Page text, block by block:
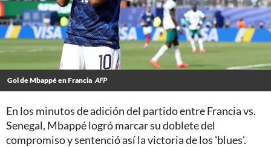
Gol de Mbappé en Francia AFP
En los minutos de adición del partido entre Francia vs.
Senegal, Mbappé logró marcar su doblete del
compromiso y sentenció así la victoria de los 'blues'.